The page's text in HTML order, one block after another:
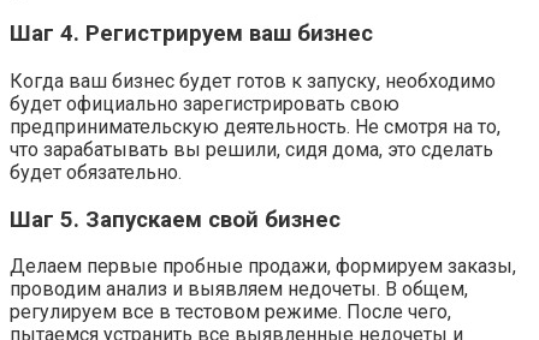
Шаг 4. Регистрируем ваш бизнес
Когда ваш бизнес будет готов к запуску, необходимо
будет официально зарегистрировать свою
предпринимательскую деятельность. Не смотря на то,
что зарабатывать вы решили, сидя дома, это сделать
будет обязательно.
Шаг 5. Запускаем свой бизнес
Делаем первые пробные продажи, формируем заказы,
проводим анализ и выявляем недочеты. В общем,
регулируем все в тестовом режиме. После чего,
пытаемся устранить все выявленные недочеты и